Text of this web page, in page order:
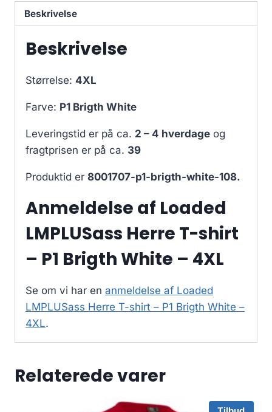
Beskrivelse
Beskrivelse
Størrelse: 4XL
Farve: P1 Brigth White
Leveringstid er på ca. 2 – 4 hverdage og
fragtprisen er på ca. 39
Produktid er 8001707-p1-brigth-white-108.
Anmeldelse af Loaded
LMPLUSass Herre T-shirt
– P1 Brigth White – 4XL
Se om vi har en anmeldelse af Loaded
LMPLUSass Herre T-shirt – P1 Brigth White –
4XL.
Relaterede varer